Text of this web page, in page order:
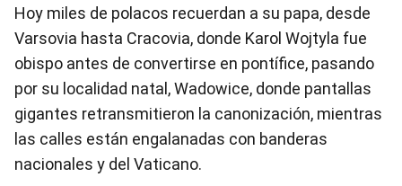
Hoy miles de polacos recuerdan a su papa, desde
Varsovia hasta Cracovia, donde Karol Wojtyla fue
obispo antes de convertirse en pontífice, pasando
por su localidad natal, Wadowice, donde pantallas
gigantes retransmitieron la canonización, mientras
las calles están engalanadas con banderas
nacionales y del Vaticano.